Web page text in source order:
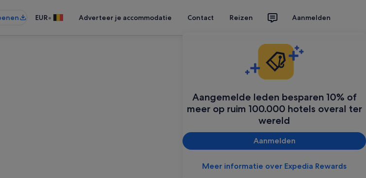
EUR• Adverteer je accommodatie Contact Reizen Aanmelden
Aangemelde leden besparen 10% of
meer op ruim 100.000 hotels overal ter
wereld
Aanmelden
Meer informatie over Expedia Rewards